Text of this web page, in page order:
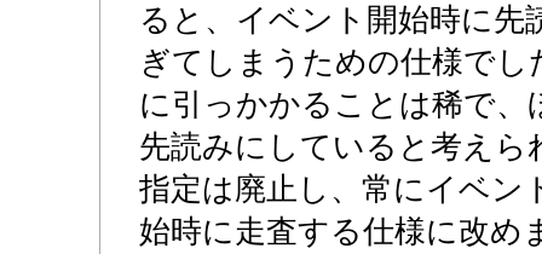
ると、イベント開始時に先
ぎてしまうための仕様で
に引っかかることは稀で、
先読みにしていると考えら
指定は廃止し、常にイベン
始時に走査する仕様に改め